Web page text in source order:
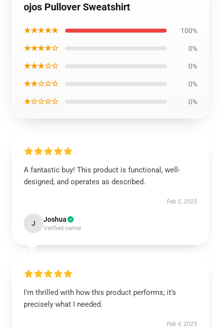
ojos Pullover Sweatshirt
★★★★★ 100%
★★★★☆ 0%
★★★☆☆ 0%
★★☆☆☆ 0%
★☆☆☆☆ 0%
A fantastic buy! This product is functional, well-
designed, and operates as described.
Feb 5, 2025
J Joshua
Verified owner
I’m thrilled with how this product performs; it’s
precisely what I needed.
Feb 4, 2025